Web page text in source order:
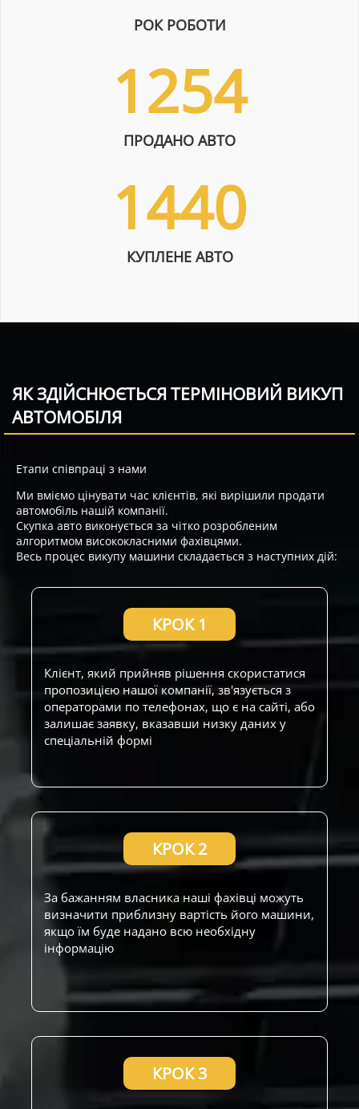
РОК РОБОТИ
1254
ПРОДАНО АВТО
1440
КУПЛЕНЕ АВТО
ЯК ЗДІЙСНЮЄТЬСЯ ТЕРМІНОВИЙ ВИКУП
АВТОМОБІЛЯ
Етапи співпраці з нами
Ми вміємо цінувати час клієнтів, які вирішили продати
автомобіль нашій компанії.
Скупка авто виконується за чітко розробленим
алгоритмом висококласними фахівцями.
Весь процес викупу машини складається з наступних дій:
КРОК 1
Клієнт, який прийняв рішення скористатися
пропозицією нашої компанії, зв'язується з
операторами по телефонах, що є на сайті, або
залишає заявку, вказавши низку даних у
спеціальній формі
КРОК 2
За бажанням власника наші фахівці можуть
визначити приблизну вартість його машини,
якщо їм буде надано всю необхідну
інформацію
КРОК 3